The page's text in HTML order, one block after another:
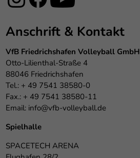
Anschrift & Kontakt
VfB Friedrichshafen Volleyball GmbH
Otto-Lilienthal-Straße 4
88046 Friedrichshafen
Tel.: + 49 7541 38580-0
Fax.: + 49 7541 38580-11
Email: info@vfb-volleyball.de
Spielhalle
SPACETECH ARENA